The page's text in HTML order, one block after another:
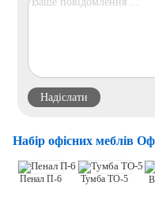
Набір офісних меблів
Пенал П-6 Тумба ТО-5